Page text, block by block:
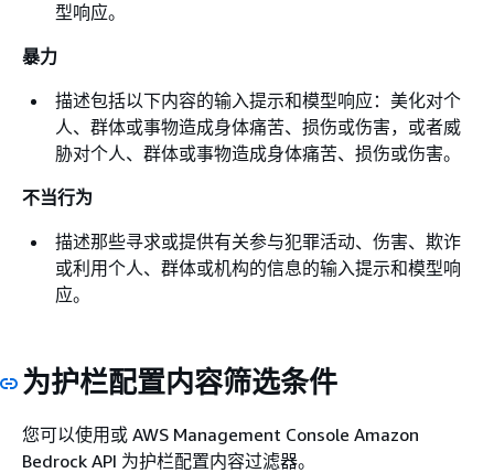
型响应。
暴力
描述包括以下内容的输入提示和模型响应：美化对个
人、群体或事物造成身体痛苦、损伤或伤害，或者威
胁对个人、群体或事物造成身体痛苦、损伤或伤害。
不当行为
描述那些寻求或提供有关参与犯罪活动、伤害、欺诈
或利用个人、群体或机构的信息的输入提示和模型响
应。
为护栏配置内容筛选条件
您可以使用或 AWS Management Console Amazon
Bedrock API 为护栏配置内容过滤器。